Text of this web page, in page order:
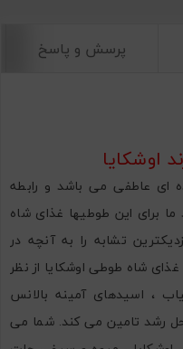
پرسش و پاسخ
اوشکایا
ای عاطفی می باشد و رابطه
ما برای این طوطیها غذای شاه
تشابه را به آنچه در
شاه طوطی اوشکایا از نظر
، اسیدهای آمینه بالانس
رشد تامین می کند. شما می